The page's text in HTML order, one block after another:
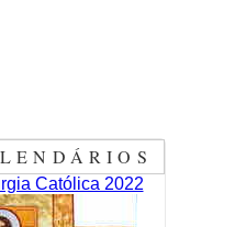
Católica 2022